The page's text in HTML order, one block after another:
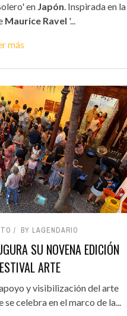
en Japón. Inspirada en la
Maurice Ravel '...
más
BY LAGENDARIO
SU NOVENA EDICIÓN
ARTE
y visibilización del arte
se celebra en el marco de la...